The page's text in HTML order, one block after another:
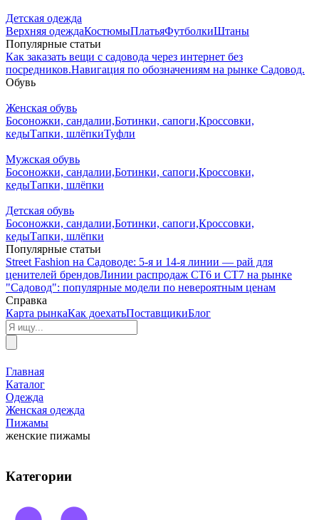
Детская одежда
Верхняя одеждаКостюмыПлатьяФутболкиШтаны
Популярные статьи
Как заказать вещи с садовода через интернет без
посредников.Навигация по обозначениям на рынке Садовод.
Обувь
Женская обувь
Босоножки, сандалии,Ботинки, сапоги,Кроссовки,
кедыТапки, шлёпкиТуфли
Мужская обувь
Босоножки, сандалии,Ботинки, сапоги,Кроссовки,
кедыТапки, шлёпки
Детская обувь
Босоножки, сандалии,Ботинки, сапоги,Кроссовки,
кедыТапки, шлёпки
Популярные статьи
Street Fashion на Садоводе: 5-я и 14-я линии — рай для
ценителей брендовЛинии распродаж СТ6 и СТ7 на рынке
"Садовод": популярные модели по невероятным ценам
Справка
Карта рынкаКак доехатьПоставщикиБлог
Главная
Каталог
Одежда
Женская одежда
Пижамы
женские пижамы
Категории